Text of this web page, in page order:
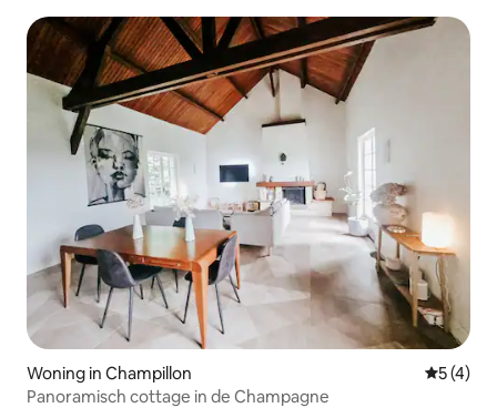
Woning in Champillon
5 (4)
Panoramisch cottage in de Champagne